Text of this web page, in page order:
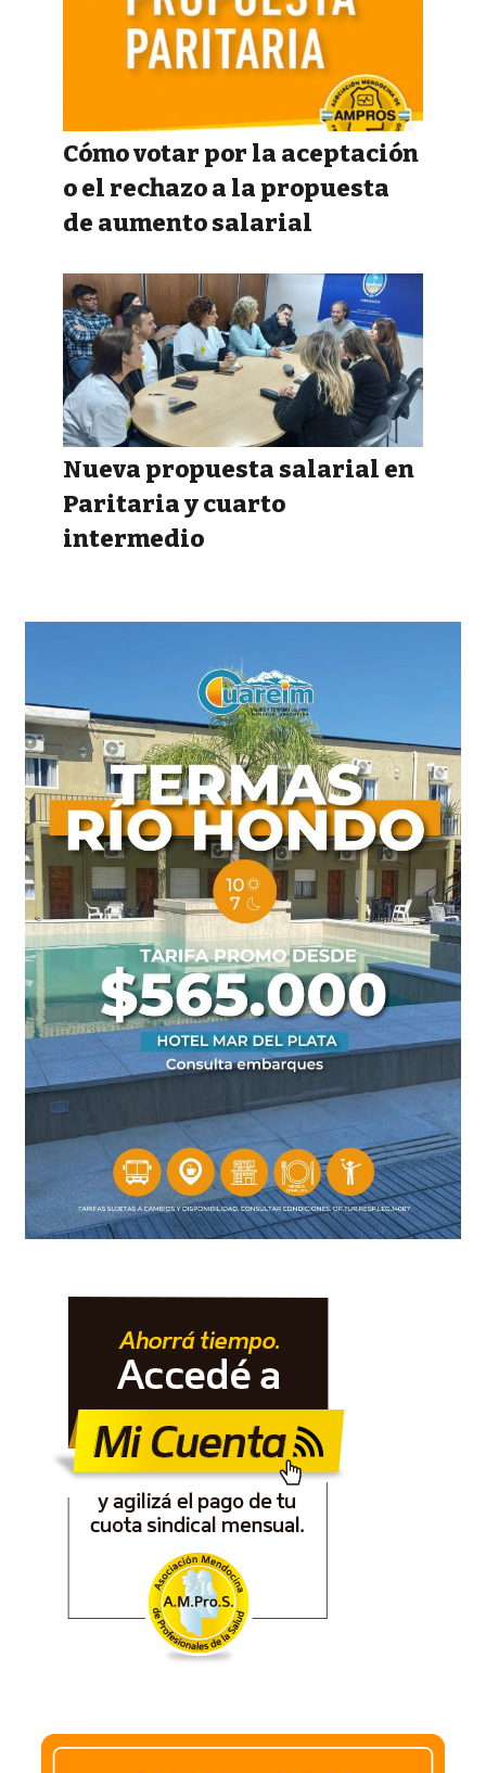
Cómo votar por la aceptación
o el rechazo a la propuesta
de aumento salarial
Nueva propuesta salarial en
Paritaria y cuarto
intermedio